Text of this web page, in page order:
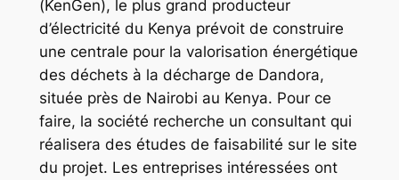
(KenGen), le plus grand producteur
d’électricité du Kenya prévoit de construire
une centrale pour la valorisation énergétique
des déchets à la décharge de Dandora,
située près de Nairobi au Kenya. Pour ce
faire, la société recherche un consultant qui
réalisera des études de faisabilité sur le site
du projet. Les entreprises intéressées ont